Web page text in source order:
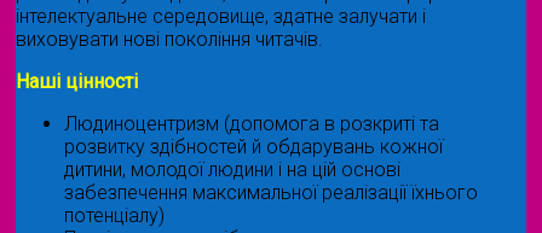
інтелектуальне середовище, здатне залучати і
виховувати нові покоління читачів.
Наші цінності
Людиноцентризм (допомога в розкриті та
розвитку здібностей й обдарувань кожної
дитини, молодої людини і на цій основі
забезпечення максимальної реалізації їхнього
потенціалу)